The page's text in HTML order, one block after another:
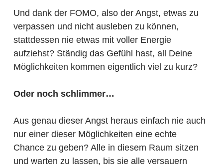
Und dank der FOMO, also der Angst, etwas zu
verpassen und nicht ausleben zu können,
stattdessen nie etwas mit voller Energie
aufziehst? Ständig das Gefühl hast, all Deine
Möglichkeiten kommen eigentlich viel zu kurz?
Oder noch schlimmer…
Aus genau dieser Angst heraus einfach nie auch
nur einer dieser Möglichkeiten eine echte
Chance zu geben? Alle in diesem Raum sitzen
und warten zu lassen, bis sie alle versauern